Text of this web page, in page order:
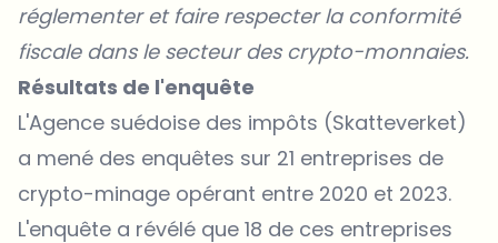
réglementer et faire respecter la conformité
fiscale dans le secteur des crypto-monnaies.
Résultats de l'enquête
L'Agence suédoise des impôts (Skatteverket)
a mené des enquêtes sur 21 entreprises de
crypto-minage opérant entre 2020 et 2023.
L'enquête a révélé que 18 de ces entreprises